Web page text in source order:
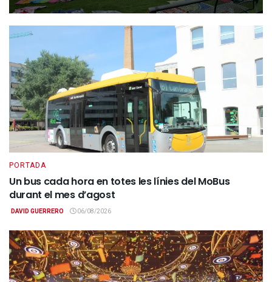
PORTADA
Un bus cada hora en totes les línies del MoBus
durant el mes d’agost
DAVID GUERRERO 06/08/2026